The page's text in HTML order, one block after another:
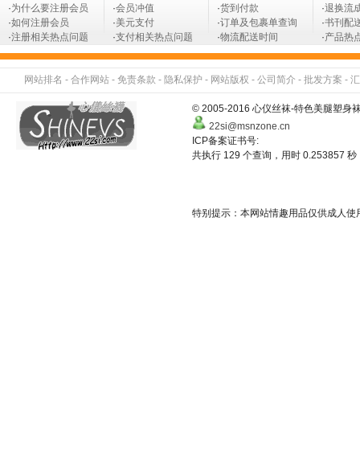
·为什么要注册会员
·如何注册会员
·注册相关热点问题
·会员冲值
·美元支付
·支付相关热点问题
·货到付款
·订单及包裹单查询
·物流配送时间
·退换流
·书刊配
·产品热
网站排名 - 合作网站 - 免责条款 - 隐私保护 - 网站版权 - 公司简介 - 批发方案 -
© 2005-2016 心仪丝袜-特色美腿塑身
22si@msnzone.cn
ICP备案证书号:
共执行 129 个查询，用时 0.253857
特别提示：本网站情趣用品仅供成人